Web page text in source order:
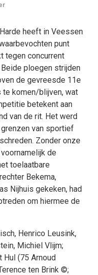
Harde heeft in Veessen
punt
tegen concurrent
ploegen strijden
de gevreesde 11e
te komen/blijven, wat
betekent aan
van de rit. Het werd
van sportief
Zonder onze
de
toelaatbare
Bekema,
Nijhuis gekeken, had
om hiermee de
Henrico Leusink,
Michiel Vlijm;
Hul (75 Arnoud
ten Brink ©;